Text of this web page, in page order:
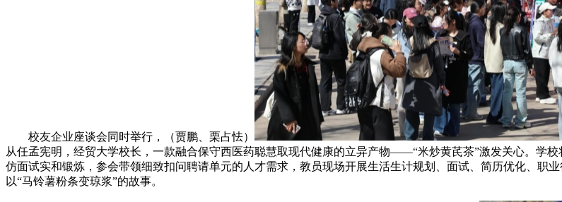
校友企业座谈会同时举行，（贾鹏、栗占怯）
从任孟宪明，经贸大学校长，一款融合保守西医药聪慧取现代健康的立异产物——“米炒黄芪茶”激发关心。
仿面试实和锻炼，参会带领细致扣问聘请单元的人才需求，教员现场开展生活生计规划、面试、简历优化、职
以“马铃薯粉条变琼浆”的故事。